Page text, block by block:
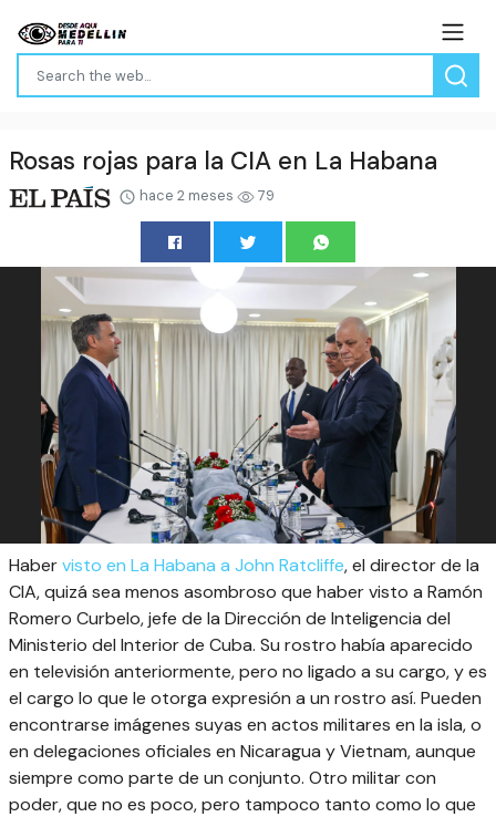
Rosas rojas para la CIA en La Habana
hace 2 meses 79
Habervisto en La Habana a John Ratcliffe, el director de la
CIA, quizá sea menos asombroso que haber visto a Ramón
Romero Curbelo, jefe de la Dirección de Inteligencia del
Ministerio del Interior de Cuba. Su rostro había aparecido
en televisión anteriormente, pero no ligado a su cargo, y es
el cargo lo que le otorga expresión a un rostro así. Pueden
encontrarse imágenes suyas en actos militares en la isla, o
en delegaciones oficiales en Nicaragua y Vietnam, aunque
siempre como parte de un conjunto. Otro militar con
poder, que no es poco, pero tampoco tanto como lo que